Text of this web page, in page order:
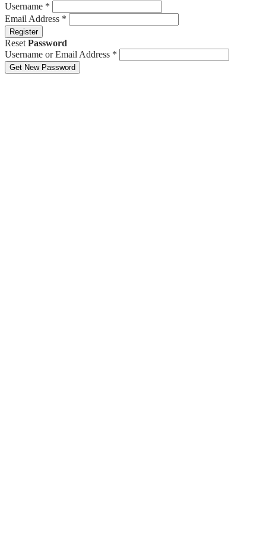
Username *
Email Address *
Register
Reset Password
Username or Email Address *
Get New Password